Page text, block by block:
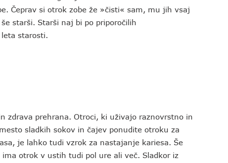
Čeprav si otrok zobe že »čisti« sam, mu jih vsaj
starši. Starši naj bi po priporočilih
starosti.
zdrava prehrana. Otroci, ki uživajo raznovrstno in
sladkih sokov in čajev ponudite otroku za
je lahko tudi vzrok za nastajanje kariesa. Še
otrok v ustih tudi pol ure ali več. Sladkor iz